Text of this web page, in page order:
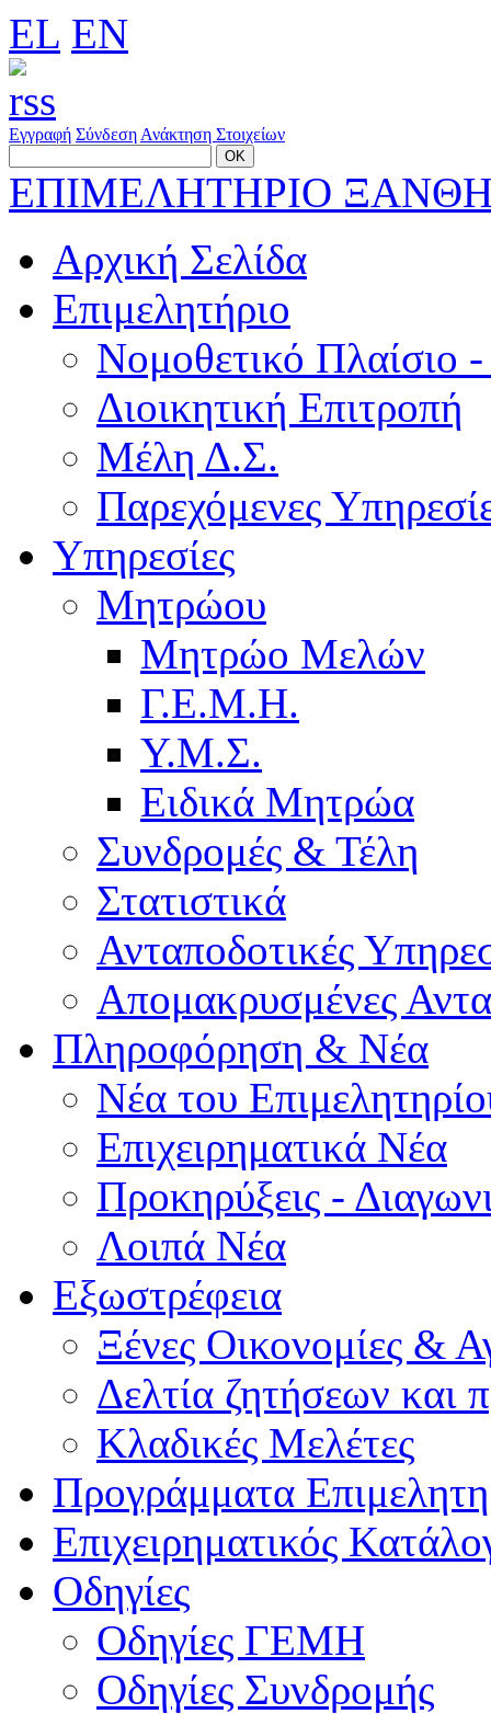
EL EN
Εγγραφή Σύνδεση Ανάκτηση Στοιχείων
ΕΠΙΜΕΛΗΤΗΡΙΟ
Αρχική Σελίδα
Επιμελητήριο
Νομοθετικό Πλαίσιο
Διοικητική Επιτροπή
Μέλη Δ.Σ.
Παρεχόμενες
Υπηρεσίες
Μητρώου
Μητρώο Μελών
Γ.Ε.Μ.Η.
Υ.Μ.Σ.
Ειδικά Μητρώα
Συνδρομές & Τέλη
Στατιστικά
Ανταποδοτικές
Απομακρυσμένες
Πληροφόρηση & Νέα
Νέα του
Επιχειρηματικά Νέα
Προκηρύξεις -
Λοιπά Νέα
Εξωστρέφεια
Ξένες Οικονομίες &
Δελτία ζητήσεων
Κλαδικές Μελέτες
Προγράμματα
Επιχειρηματικός
Οδηγίες
Οδηγίες ΓΕΜΗ
Οδηγίες Συνδρομής